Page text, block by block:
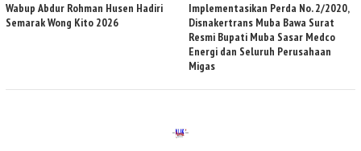
Wabup Abdur Rohman Husen Hadiri
Semarak Wong Kito 2026
Implementasikan Perda No. 2/2020,
Disnakertrans Muba Bawa Surat
Resmi Bupati Muba Sasar Medco
Energi dan Seluruh Perusahaan
Migas